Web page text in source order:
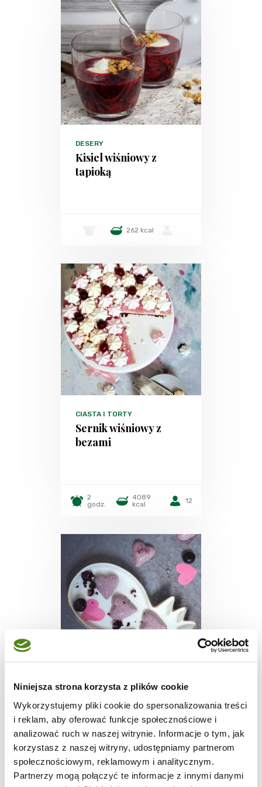
Niniejsza strona korzysta z plików cookie
Wykorzystujemy pliki cookie do spersonalizowania treści
i reklam, aby oferować funkcje społecznościowe i
analizować ruch w naszej witrynie. Informacje o tym, jak
korzystasz z naszej witryny, udostępniamy partnerom
społecznościowym, reklamowym i analitycznym.
Partnerzy mogą połączyć te informacje z innymi danymi
DESERY
Kisiel wiśniowy z
tapioką
262 kcal
CIASTA I TORTY
Sernik wiśniowy z
bezami
2
godz.
4089
kcal
12
DESERY
Czekoladki
walentynkowe z
borówkami
1 godz. 309 kcal